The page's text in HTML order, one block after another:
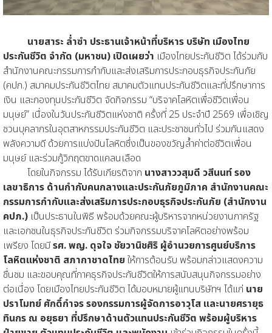
นายสาระ ล่ำซำ ประธานเจ้าหน้าที่บริหาร บริษัท เมืองไทย
ประกันชีวิต จำกัด (มหาชน) เปิดเผยว่า เมืองไทยประกันชีวิต ได้ร่วมกับ
สำนักงานคณะกรรมการกำกับและส่งเสริมการประกอบธุรกิจประกันภัย
(คปภ.) สมาคมประกันชีวิตไทย สมาคมตัวแทนประกันชีวิตและที่ปรึกษาการ
เงิน และกองทุนประกันชีวิต จัดกิจกรรม “บริจาคโลหิตเพื่อชีวิตเพื่อน
มนุษย์” เนื่องในวันประกันชีวิตแห่งชาติ ครั้งที่ 25 ประจำปี 2569 เพื่อเชิญ
ชวนบุคลากรในอุตสาหกรรมประกันชีวิต และประชาชนทั่วไป ร่วมกันแสดง
พลังความดี ด้วยการแบ่งปันโลหิตซึ่งเป็นของขวัญล้ำค่าต่อชีวิตเพื่อน
มนุษย์ และร่วมกู้วิกฤตขาดแคลนเลือด
โดยในกิจกรรม ได้รับเกียรติจาก นางสาววสุมดี วสีนนท์ รอง
เลขาธิการ ด้านกำกับคนกลางและประกันภัยภูมิภาค สำนักงานคณะ
กรรมการกำกับและส่งเสริมการประกอบธุรกิจประกันภัย (สำนักงาน
คปภ.) เป็นประธานในพิธี พร้อมด้วยคณะผู้บริหารจากหน่วยงานภาครัฐ
และเอกชนในธุรกิจประกันชีวิต ร่วมกิจกรรมบริจาคโลหิตอย่างพร้อม
เพรียง โดยมีรศ. พญ. ดุจใจ ชัยวานิชศิริ ผู้อำนวยการศูนย์บริการ
โลหิตแห่งชาติ สภากาชาดไทย ให้การต้อนรับ พร้อมกล่าวแสดงความ
ชื่นชม และขอบคุณที่ภาคธุรกิจประกันชีวิตให้การสนับสนุนกิจกรรมอย่าง
ต่อเนื่อง โดยเมืองไทยประกันชีวิต ได้มอบหมายผู้แทนบริษัทฯ ได้แก่ นาย
ปราโมทย์ ศักดิ์กำจร รองกรรมการผู้จัดการอาวุโส และนายศรายุธ
ทินกร ณ อยุธยา ที่ปรึกษาด้านตัวแทนประกันชีวิต พร้อมผู้บริหาร